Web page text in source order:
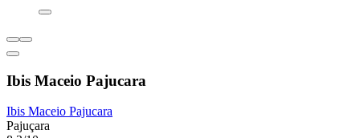
Ibis Maceio Pajucara
Ibis Maceio Pajucara
Pajuçara